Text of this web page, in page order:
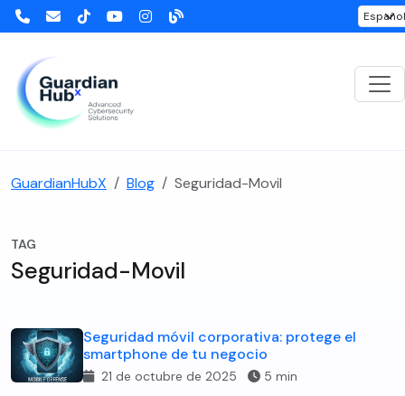
GuardianHubX Blog Seguridad-Movil
TAG
Seguridad-Movil
Seguridad móvil corporativa: protege el
smartphone de tu negocio
21 de octubre de 2025 5 min